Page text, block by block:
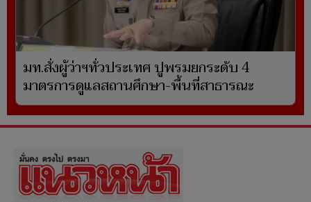
มท.สั่งผู้ว่าฯทั่วประเทศ ปูพรมยกระดับ 4
มาตรการดูแลสถานศึกษา-พื้นที่สาธารณะ